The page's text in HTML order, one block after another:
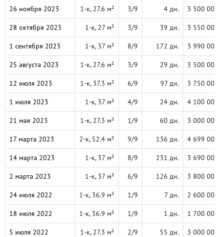
26 ноября 2023 1-к, 27.6 м² 3/9 4 дн. 3 500 000
28 октября 2023 1-к, 27 м² 3/9 39 дн. 3 550 000
1 сентября 2023 1-к, 37 м² 8/9 172 дн. 3 990 000
25 августа 2023 1-к, 27.6 м² 3/9 29 дн. 3 500 000
12 июля 2023 1-к, 37.3 м² 6/9 97 дн. 3 750 000
1 июля 2023 1-к, 37 м² 4/9 24 дн. 4 100 000
21 мая 2023 1-к, 27.3 м² 1/9 60 дн. 3 000 000
17 марта 2023 2-к, 52.4 м² 9/9 136 дн. 4 699 000
14 марта 2023 1-к, 37 м² 8/9 231 дн. 3 690 000
2 марта 2023 1-к, 37 м² 6/9 126 дн. 3 800 000
24 июля 2022 1-к, 36.9 м² 1/9 7 дн. 2 600 000
18 июля 2022 1-к, 36.9 м² 1/9 1 дн. 1 700 000
5 июля 2022 1-к, 27.3 м² 2/9 55 дн. 3 000 000